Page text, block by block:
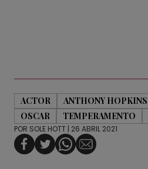
ACTOR ANTHONY HOPKINS
OSCAR
TEMPERAMENTO
POR SOLE HOTT | 26 ABRIL 2021